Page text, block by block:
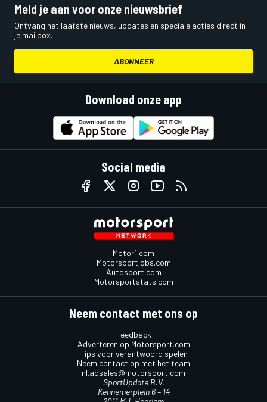
Meld je aan voor onze nieuwsbrief
Ontvang het laatste nieuws, updates en speciale acties direct in
je mailbox.
ABONNEER
Download onze app
Social media
Motor1.com
Motorsportjobs.com
Autosport.com
Motorsportstats.com
Neem contact met ons op
Feedback
Adverteren op Motorsport.com
Tips voor verantwoord spelen
Neem contact op met het team
nl.adsales@motorsport.com
SportUpdate B.V.
Kennemerplein 6 – 14